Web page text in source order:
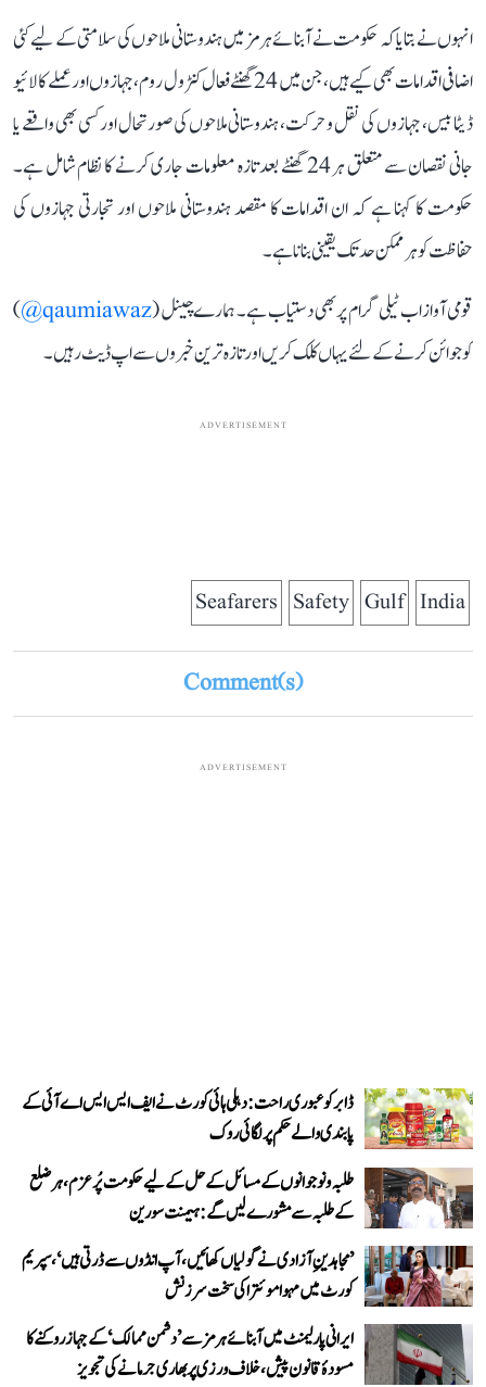
انہوں نے بتایا کہ حکومت نے آبنائے ہرمز میں ہندوستانی ملاحوں کی سلامتی کے لیے کئی
اضافی اقدامات بھی کیے ہیں، جن میں 24 گھنٹے فعال کنٹرول روم، جہازوں اور عملے کا لائیو
ڈیٹا بیس، جہازوں کی نقل و حرکت، ہندوستانی ملاحوں کی صورتحال اور کسی بھی واقعے یا
جانی نقصان سے متعلق ہر 24 گھنٹے بعد تازہ معلومات جاری کرنے کا نظام شامل ہے۔
حکومت کا کہنا ہے کہ ان اقدامات کا مقصد ہندوستانی ملاحوں اور تجارتی جہازوں کی
حفاظت کو ہر ممکن حد تک یقینی بنانا ہے۔
قومی آواز اب ٹیلی گرام پر بھی دستیاب ہے۔ ہمارے چینل (qaumiawaz@
)
کو جوائن کرنے کے لئے یہاں کلک کریں اور تازہ ترین خبروں سے اپ ڈیٹ رہیں۔
ADVERTISEMENT
India
Gulf
Safety
Seafarers
Comment(s)
ADVERTISEMENT
ڈابر کو عبوری راحت: دہلی ہائی کورٹ نے ایف ایس ایس اے آئی کے
پابندی والے حکم پر لگائی روک
طلبہ و نوجوانوں کے مسائل کے حل کے لیے حکومت پُرعزم، ہر ضلع
کے طلبہ سے مشورے لیں گے: ہیمنت سورین
’مجاہدینِ آزادی نے گولیاں کھائیں، آپ انڈوں سے ڈرتی ہیں‘، سپریم
کورٹ میں مہوا موئترا کی سخت سرزنش
ایرانی پارلیمنٹ میں آبنائے ہرمز سے ’دشمن ممالک‘ کے جہاز روکنے کا
مسودۂ قانون پیش، خلاف ورزی پر بھاری جرمانے کی تجویز